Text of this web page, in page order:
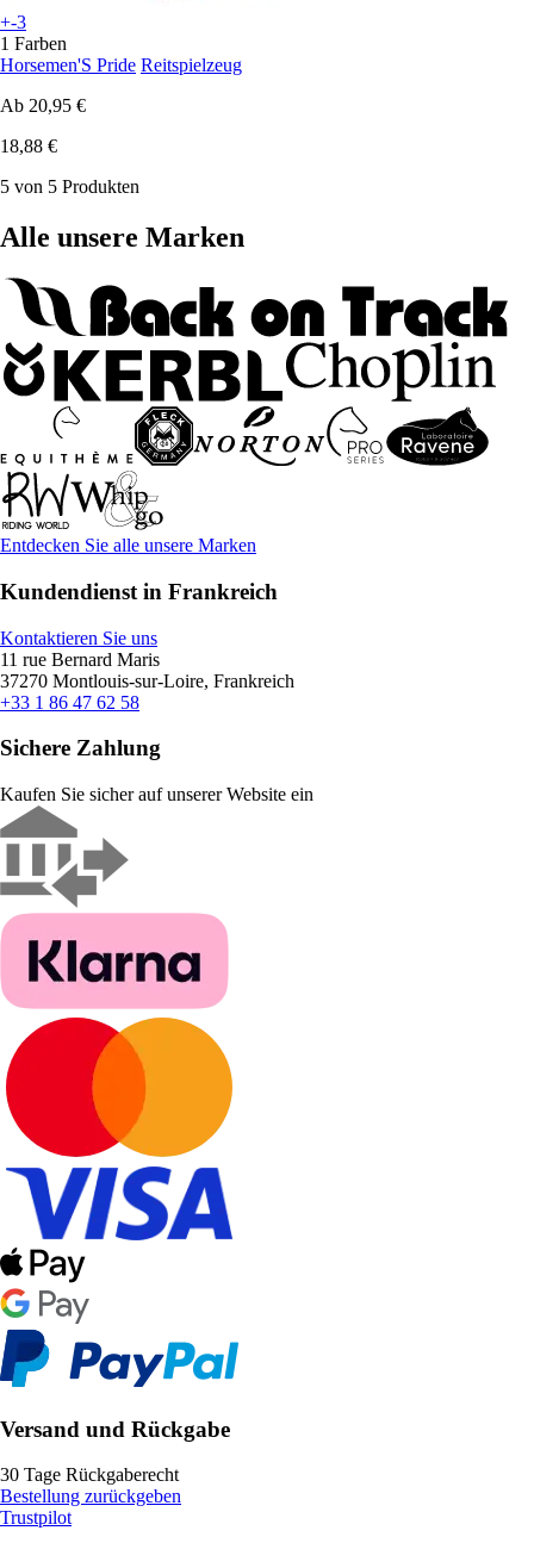
+-3
1 Farben
Horsemen'S Pride Reitspielzeug
Ab 20,95 €
18,88 €
5 von 5 Produkten
Alle unsere Marken
Entdecken Sie alle unsere Marken
Kundendienst in Frankreich
Kontaktieren Sie uns
11 rue Bernard Maris
37270 Montlouis-sur-Loire, Frankreich
+33 1 86 47 62 58
Sichere Zahlung
Kaufen Sie sicher auf unserer Website ein
Versand und Rückgabe
30 Tage Rückgaberecht
Bestellung zurückgeben
Trustpilot